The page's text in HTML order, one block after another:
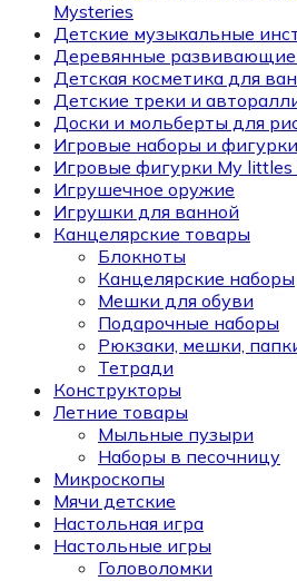
Mysteries
Детские музыкальные
Деревянные
Детская косметика для
Детские треки и
Доски и мольберты для
Игровые наборы и фигурки
Игровые фигурки My littles
Игрушечное оружие
Игрушки для ванной
Канцелярские товары
Блокноты
Канцелярские наборы
Мешки для обуви
Подарочные наборы
Рюкзаки, мешки,
Тетради
Конструкторы
Летние товары
Мыльные пузыри
Наборы в песочницу
Микроскопы
Мячи детские
Настольная игра
Настольные игры
Головоломки